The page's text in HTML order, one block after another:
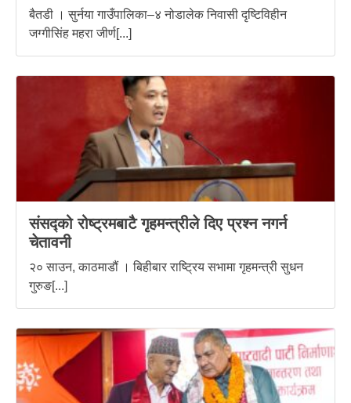
बैतडी । सुर्नया गाउँपालिका–४ नोडालेक निवासी दृष्टिविहीन
जग्गीसिंह महरा जीर्ण[...]
संसद्को रोष्ट्रमबाटै गृहमन्त्रीले दिए प्रश्न नगर्न
चेतावनी
२० साउन, काठमाडौं । बिहीबार राष्ट्रिय सभामा गृहमन्त्री सुधन
गुरुङ[...]